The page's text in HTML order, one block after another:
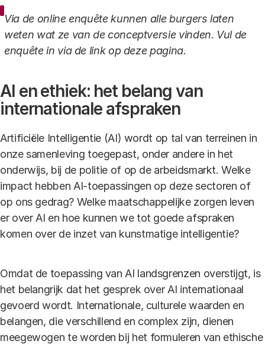
Via de online enquête kunnen alle burgers laten
weten wat ze van de conceptversie vinden. Vul de
enquête in via de link op deze pagina.
AI en ethiek: het belang van
internationale afspraken
Artificiële Intelligentie (AI) wordt op tal van terreinen in
onze samenleving toegepast, onder andere in het
onderwijs, bij de politie of op de arbeidsmarkt. Welke
impact hebben AI-toepassingen op deze sectoren of
op ons gedrag? Welke maatschappelijke zorgen leven
er over AI en hoe kunnen we tot goede afspraken
komen over de inzet van kunstmatige intelligentie?
Omdat de toepassing van AI landsgrenzen overstijgt, is
het belangrijk dat het gesprek over AI internationaal
gevoerd wordt. Internationale, culturele waarden en
belangen, die verschillend en complex zijn, dienen
meegewogen te worden bij het formuleren van ethische